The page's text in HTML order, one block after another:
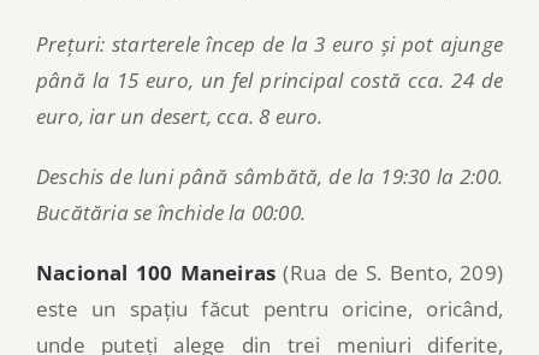
Prețuri: starterele încep de la 3 euro și pot ajunge
până la 15 euro, un fel principal costă cca. 24 de
euro, iar un desert, cca. 8 euro.
Deschis de luni până sâmbătă, de la 19:30 la 2:00.
Bucătăria se închide la 00:00.
Nacional 100 Maneiras (Rua de S. Bento, 209)
este un spațiu făcut pentru oricine, oricând,
unde puteți alege din trei meniuri diferite,